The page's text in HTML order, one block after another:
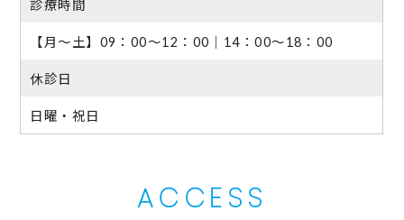
診療時間
【月～土】09：00～12：00｜14：00～18：00
休診日
日曜・祝日
ACCESS